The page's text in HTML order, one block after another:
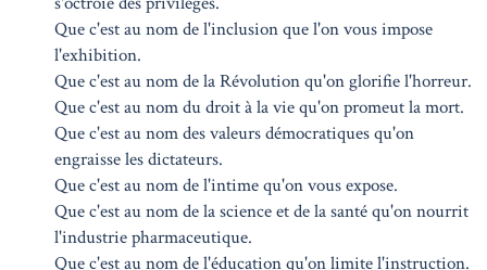
Que c'est au nom de l'inclusion que l'on vous impose
l'exhibition.
Que c'est au nom de la Révolution qu'on glorifie l'horreur.
Que c'est au nom du droit à la vie qu'on promeut la mort.
Que c'est au nom des valeurs démocratiques qu'on
engraisse les dictateurs.
Que c'est au nom de l'intime qu'on vous expose.
Que c'est au nom de la science et de la santé qu'on nourrit
l'industrie pharmaceutique.
Que c'est au nom de l'éducation qu'on limite l'instruction.